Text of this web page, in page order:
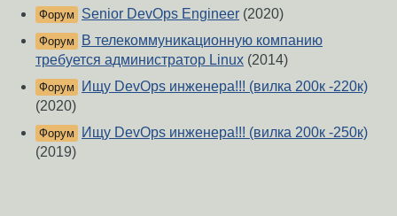
Форум Senior DevOps Engineer (2020)
Форум
В телекоммуникационную компанию
требуется администратор Linux (2014)
Форум
Ищу DevOps инженера!!! (вилка 200к -220к)
(2020)
Форум
Ищу DevOps инженера!!! (вилка 200к -250к)
(2019)